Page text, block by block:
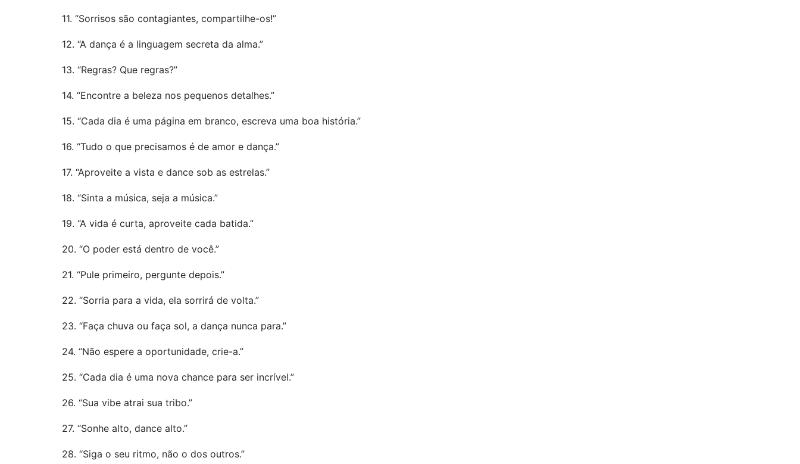
11. “Sorrisos são contagiantes, compartilhe-os!”
12. “A dança é a linguagem secreta da alma.”
13. “Regras? Que regras?”
14. “Encontre a beleza nos pequenos detalhes.”
15. “Cada dia é uma página em branco, escreva uma boa história.”
16. “Tudo o que precisamos é de amor e dança.”
17. “Aproveite a vista e dance sob as estrelas.”
18. “Sinta a música, seja a música.”
19. “A vida é curta, aproveite cada batida.”
20. “O poder está dentro de você.”
21. “Pule primeiro, pergunte depois.”
22. “Sorria para a vida, ela sorrirá de volta.”
23. “Faça chuva ou faça sol, a dança nunca para.”
24. “Não espere a oportunidade, crie-a.”
25. “Cada dia é uma nova chance para ser incrível.”
26. “Sua vibe atrai sua tribo.”
27. “Sonhe alto, dance alto.”
28. “Siga o seu ritmo, não o dos outros.”